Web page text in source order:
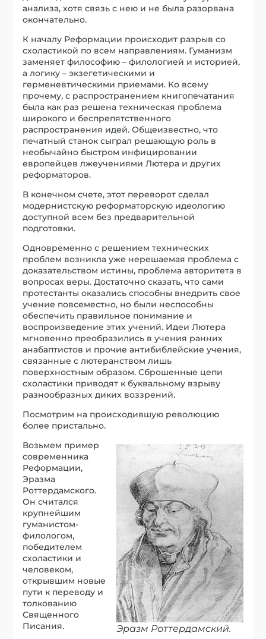
анализа, хотя связь с нею и не была разорвана
окончательно.
К началу Реформации происходит разрыв со
схоластикой по всем направлениям. Гуманизм
заменяет философию – филологией и историей,
а логику – экзегетическими и
герменевтическими приемами. Ко всему
прочему, с распространением книгопечатания
была как раз решена техническая проблема
широкого и беспрепятственного
распространения идей. Общеизвестно, что
печатный станок сыграл решающую роль в
необычайно быстром инфицировании
европейцев лжеучениями Лютера и других
реформаторов.
В конечном счете, этот переворот сделал
модернистскую реформаторскую идеологию
доступной всем без предварительной
подготовки.
Одновременно с решением технических
проблем возникла уже нерешаемая проблема с
доказательством истины, проблема авторитета в
вопросах веры. Достаточно сказать, что сами
протестанты оказались способны внедрить свое
учение повсеместно, но были неспособны
обеспечить правильное понимание и
воспроизведение этих учений. Идеи Лютера
мгновенно преобразились в учения ранних
анабаптистов и прочие антибиблейские учения,
связанные с лютеранством лишь
поверхностным образом. Сброшенные цепи
схоластики приводят к буквальному взрыву
разнообразных диких воззрений.
Посмотрим на происходившую революцию
более пристально.
Эразм Роттердамский.
Возьмем пример
современника
Реформации,
Эразма
Роттердамского.
Он считался
крупнейшим
гуманистом-
филологом,
победителем
схоластики и
человеком,
открывшим новые
пути к переводу и
толкованию
Священного
Писания.